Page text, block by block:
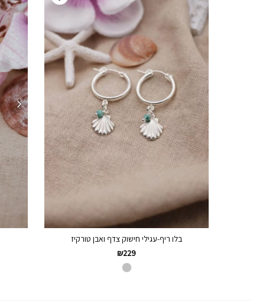
בלו ריף-עגילי חישוק צדף ואבן טורקיז
₪229